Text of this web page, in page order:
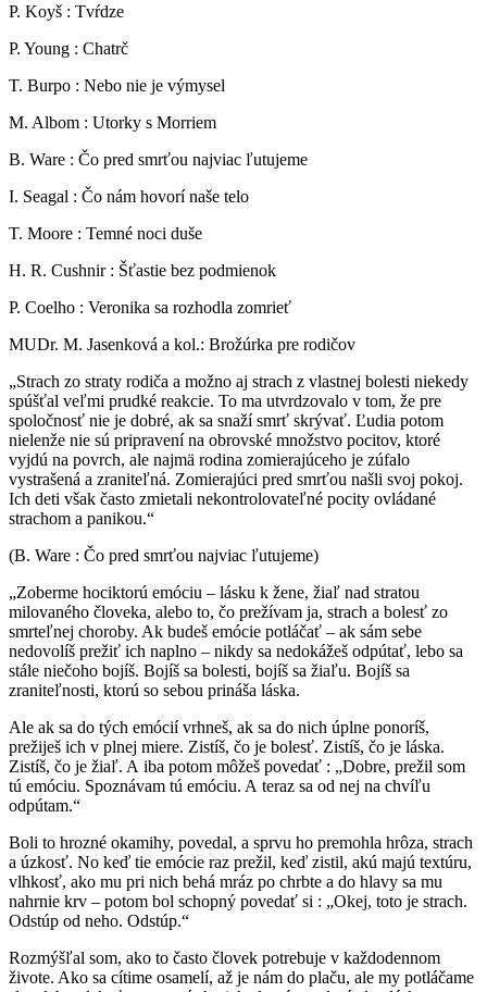
P. Koyš : Tvŕdze
P. Young : Chatrč
T. Burpo : Nebo nie je výmysel
M. Albom : Utorky s Morriem
B. Ware : Čo pred smrťou najviac ľutujeme
I. Seagal : Čo nám hovorí naše telo
T. Moore : Temné noci duše
H. R. Cushnir : Šťastie bez podmienok
P. Coelho : Veronika sa rozhodla zomrieť
MUDr. M. Jasenková a kol.: Brožúrka pre rodičov
„Strach zo straty rodiča a možno aj strach z vlastnej bolesti niekedy
spúšťal veľmi prudké reakcie. To ma utvrdzovalo v tom, že pre
spoločnosť nie je dobré, ak sa snaží smrť skrývať. Ľudia potom
nielenže nie sú pripravení na obrovské množstvo pocitov, ktoré
vyjdú na povrch, ale najmä rodina zomierajúceho je zúfalo
vystrašená a zraniteľná. Zomierajúci pred smrťou našli svoj pokoj.
Ich deti však často zmietali nekontrolovateľné pocity ovládané
strachom a panikou.“
(B. Ware : Čo pred smrťou najviac ľutujeme)
„Zoberme hociktorú emóciu – lásku k žene, žiaľ nad stratou
milovaného človeka, alebo to, čo prežívam ja, strach a bolesť zo
smrteľnej choroby. Ak budeš emócie potláčať – ak sám sebe
nedovolíš prežiť ich naplno – nikdy sa nedokážeš odpútať, lebo sa
stále niečoho bojíš. Bojíš sa bolesti, bojíš sa žiaľu. Bojíš sa
zraniteľnosti, ktorú so sebou prináša láska.
Ale ak sa do tých emócií vrhneš, ak sa do nich úplne ponoríš,
prežiješ ich v plnej miere. Zistíš, čo je bolesť. Zistíš, čo je láska.
Zistíš, čo je žiaľ. A iba potom môžeš povedať : „Dobre, prežil som
tú emóciu. Spoznávam tú emóciu. A teraz sa od nej na chvíľu
odpútam.“
Boli to hrozné okamihy, povedal, a sprvu ho premohla hrôza, strach
a úzkosť. No keď tie emócie raz prežil, keď zistil, akú majú textúru,
vlhkosť, ako mu pri nich behá mráz po chrbte a do hlavy sa mu
nahrnie krv – potom bol schopný povedať si : „Okej, toto je strach.
Odstúp od neho. Odstúp.“
Rozmýšľal som, ako to často človek potrebuje v každodennom
živote. Ako sa cítime osamelí, až je nám do plaču, ale my potláčame